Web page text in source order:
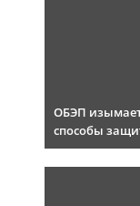
ОБЭП
способы